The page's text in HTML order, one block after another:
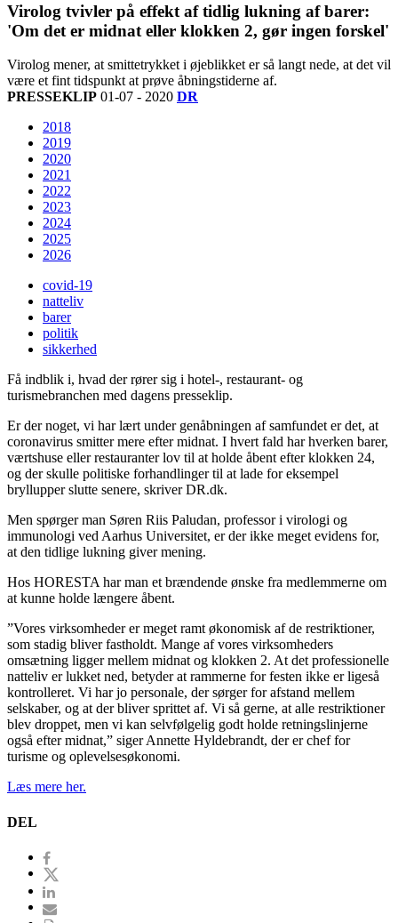
Virolog tvivler på effekt af tidlig lukning af barer:
'Om det er midnat eller klokken 2, gør ingen forskel'
Virolog mener, at smittetrykket i øjeblikket er så langt nede, at det vil
være et fint tidspunkt at prøve åbningstiderne af.
PRESSEKLIP 01-07 - 2020 DR
2018
2019
2020
2021
2022
2023
2024
2025
2026
covid-19
natteliv
barer
politik
sikkerhed
Få indblik i, hvad der rører sig i hotel-, restaurant- og
turismebranchen med dagens presseklip.
Er der noget, vi har lært under genåbningen af samfundet er det, at
coronavirus smitter mere efter midnat. I hvert fald har hverken barer,
værtshuse eller restauranter lov til at holde åbent efter klokken 24,
og der skulle politiske forhandlinger til at lade for eksempel
bryllupper slutte senere, skriver DR.dk.
Men spørger man Søren Riis Paludan, professor i virologi og
immunologi ved Aarhus Universitet, er der ikke meget evidens for,
at den tidlige lukning giver mening.
Hos HORESTA har man et brændende ønske fra medlemmerne om
at kunne holde længere åbent.
”Vores virksomheder er meget ramt økonomisk af de restriktioner,
som stadig bliver fastholdt. Mange af vores virksomheders
omsætning ligger mellem midnat og klokken 2. At det professionelle
natteliv er lukket ned, betyder at rammerne for festen ikke er ligeså
kontrolleret. Vi har jo personale, der sørger for afstand mellem
selskaber, og at der bliver sprittet af. Vi så gerne, at alle restriktioner
blev droppet, men vi kan selvfølgelig godt holde retningslinjerne
også efter midnat,” siger Annette Hyldebrandt, der er chef for
turisme og oplevelsesøkonomi.
Læs mere her.
DEL